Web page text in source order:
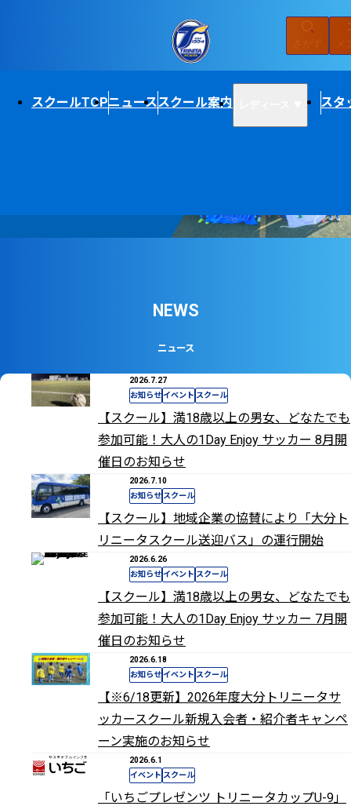
スクールTOPニューススクール案内 スタ
ニュース
NEWS
2026.7.27
お知らせイベント スクール
【スクール】満18歳以上の男女、どなたでも
参加可能！大人の1Day Enjoy サッカー 8月開
催日のお知らせ
2026.7.10
お知らせ スクール
【スクール】地域企業の協賛により「大分ト
リニータスクール送迎バス」の運行開始
2026.6.26
お知らせイベント スクール
【スクール】満18歳以上の男女、どなたでも
参加可能！大人の1Day Enjoy サッカー 7月開
催日のお知らせ
2026.6.18
お知らせイベント スクール
【※6/18更新】2026年度大分トリニータサ
ッカースクール新規入会者・紹介者キャンペ
ーン実施のお知らせ
2026.6.1
イベント スクール
「いちごプレゼンツ トリニータカップU-9」